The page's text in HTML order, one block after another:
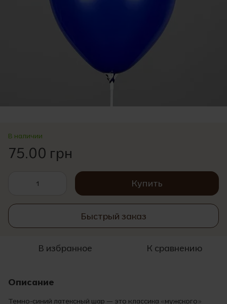
В наличии
75.00 грн
Купить
Быстрый заказ
В избранное К сравнению
Описание
Темно-синий латексный шар — это классика «мужского»